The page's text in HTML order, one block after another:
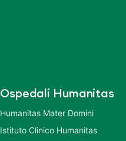
Ospedali Humanitas
Humanitas Mater Domini
Istituto Clinico Humanitas